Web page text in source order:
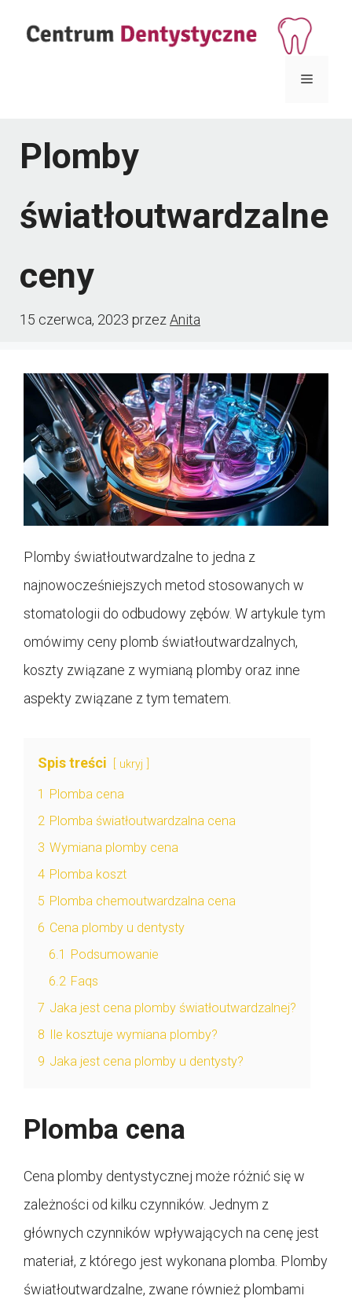
Menu
Plomby
światłoutwardzalne
ceny
15 czerwca, 2023 przez Anita
Plomby światłoutwardzalne to jedna z
najnowocześniejszych metod stosowanych w
stomatologii do odbudowy zębów. W artykule tym
omówimy ceny plomb światłoutwardzalnych,
koszty związane z wymianą plomby oraz inne
aspekty związane z tym tematem.
Spis treści ukryj
1 Plomba cena
2 Plomba światłoutwardzalna cena
3 Wymiana plomby cena
4 Plomba koszt
5 Plomba chemoutwardzalna cena
6 Cena plomby u dentysty
6.1 Podsumowanie
6.2 Faqs
7 Jaka jest cena plomby światłoutwardzalnej?
8 Ile kosztuje wymiana plomby?
9 Jaka jest cena plomby u dentysty?
Plomba cena
Cena plomby dentystycznej może różnić się w
zależności od kilku czynników. Jednym z
głównych czynników wpływających na cenę jest
materiał, z którego jest wykonana plomba. Plomby
światłoutwardzalne, zwane również plombami